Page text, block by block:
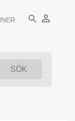
search person_outline